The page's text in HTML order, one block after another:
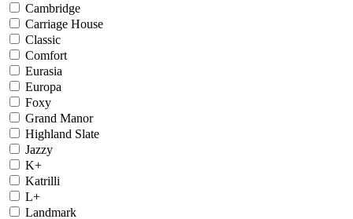
Cambridge
Carriage House
Classic
Comfort
Eurasia
Europa
Foxy
Grand Manor
Highland Slate
Jazzy
K+
Katrilli
L+
Landmark